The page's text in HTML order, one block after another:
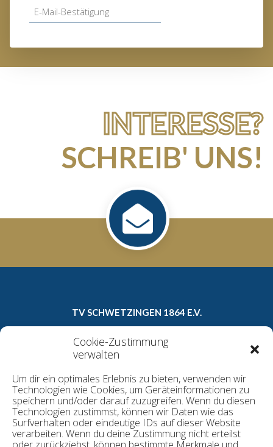
Cookie-Zustimmung
verwalten
Um dir ein optimales Erlebnis zu bieten, verwenden wir
Technologien wie Cookies, um Geräteinformationen zu
speichern und/oder darauf zuzugreifen. Wenn du diesen
Technologien zustimmst, können wir Daten wie das
Surfverhalten oder eindeutige IDs auf dieser Website
verarbeiten. Wenn du deine Zustimmung nicht erteilst
INTERESSE?
SCHREIB' UNS!
TV SCHWETZINGEN 1864 E.V.
Carl-Theodor-Straße 8a
68723 Schwetzingen
E-Mail:geschaeftsstelle@tv1864.de
Datenschutzerklärung
Kontakt